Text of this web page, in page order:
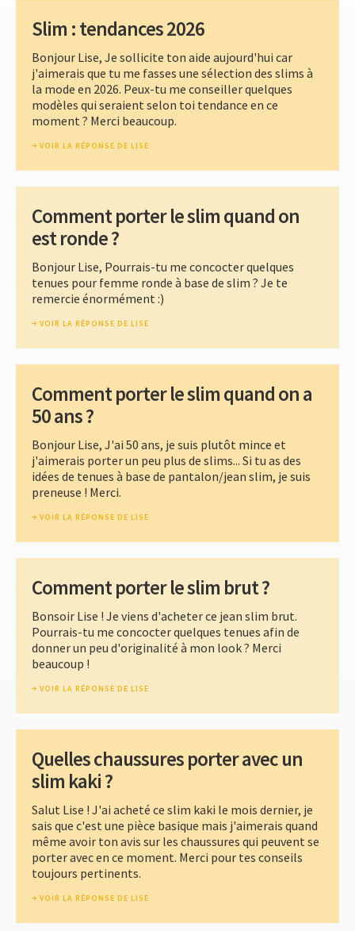
Slim : tendances 2026
Bonjour Lise, Je sollicite ton aide aujourd'hui car
j'aimerais que tu me fasses une sélection des slims à
la mode en 2026. Peux-tu me conseiller quelques
modèles qui seraient selon toi tendance en ce
moment ? Merci beaucoup.
VOIR LA RÉPONSE DE LISE
Comment porter le slim quand on
est ronde ?
Bonjour Lise, Pourrais-tu me concocter quelques
tenues pour femme ronde à base de slim ? Je te
remercie énormément :)
VOIR LA RÉPONSE DE LISE
Comment porter le slim quand on a
50 ans ?
Bonjour Lise, J'ai 50 ans, je suis plutôt mince et
j'aimerais porter un peu plus de slims... Si tu as des
idées de tenues à base de pantalon/jean slim, je suis
preneuse ! Merci.
VOIR LA RÉPONSE DE LISE
Comment porter le slim brut ?
Bonsoir Lise ! Je viens d'acheter ce jean slim brut.
Pourrais-tu me concocter quelques tenues afin de
donner un peu d'originalité à mon look ? Merci
beaucoup !
VOIR LA RÉPONSE DE LISE
Quelles chaussures porter avec un
slim kaki ?
Salut Lise ! J'ai acheté ce slim kaki le mois dernier, je
sais que c'est une pièce basique mais j'aimerais quand
même avoir ton avis sur les chaussures qui peuvent se
porter avec en ce moment. Merci pour tes conseils
toujours pertinents.
VOIR LA RÉPONSE DE LISE